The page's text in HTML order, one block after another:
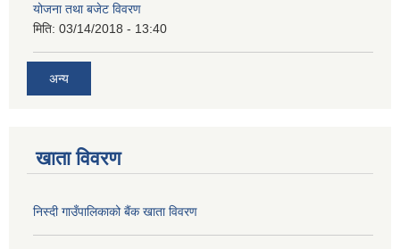
योजना तथा बजेट विवरण
मिति: 03/14/2018 - 13:40
अन्य
खाता विवरण
निस्दी गाउँपालिकाको बैंक खाता विवरण